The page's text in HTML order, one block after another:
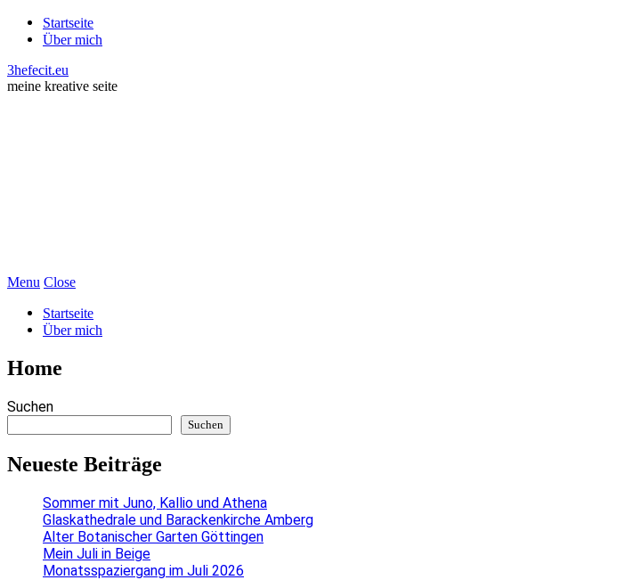
Startseite
Über mich
3hefecit.eu
meine kreative seite
Menu Close
Startseite
Über mich
Home
Suchen
Suchen
Neueste Beiträge
Sommer mit Juno, Kallio und Athena
Glaskathedrale und Barackenkirche Amberg
Alter Botanischer Garten Göttingen
Mein Juli in Beige
Monatsspaziergang im Juli 2026